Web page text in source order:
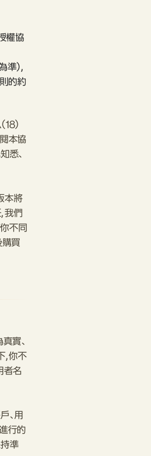
權協
），
則的約
）
本協
悉、
本將
我們
不同
購買
實、
你不
者名
、用
行的
準